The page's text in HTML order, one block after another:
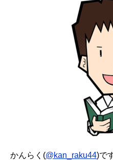
かんらく(@kan_raku44)で